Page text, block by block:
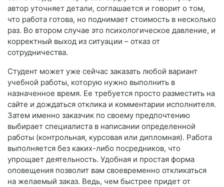
автор уточняет детали, соглашается и говорит о том,
что работа готова, но поднимает стоимость в несколько
раз. Во втором случае это психологическое давление, и
корректный выход из ситуации – отказ от
сотрудничества.
Студент может уже сейчас заказать любой вариант
учебной работы, которую нужно выполнить в
назначенное время. Ее требуется просто разместить на
сайте и дождаться отклика и комментарии исполнителя.
Затем именно заказчик по своему предпочтению
выбирает специалиста в написании определенной
работы (контрольная, курсовая или дипломная). Работа
выполняется без каких-либо посредников, что
упрощает деятельность. Удобная и простая форма
оповещения позволит вам своевременно откликаться
на желаемый заказ. Ведь, чем быстрее придет от